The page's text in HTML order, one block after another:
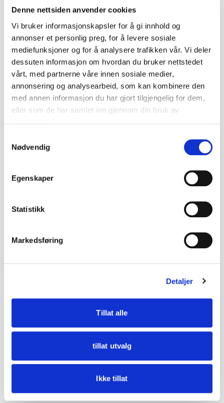
Denne nettsiden anvender cookies
Vi bruker informasjonskapsler for å gi innhold og
annonser et personlig preg, for å levere sosiale
mediefunksjoner og for å analysere trafikken vår. Vi deler
dessuten informasjon om hvordan du bruker nettstedet
vårt, med partnerne våre innen sosiale medier,
annonsering og analysearbeid, som kan kombinere den
med annen informasjon du har gjort tilgjengelig for dem,
eller som de har samlet inn gjennom din bruk av
Nødvendig
Egenskaper
Statistikk
Markedsføring
Detaljer
Tillat alle
tillat utvalg
Ikke tillat
Dekorativt anheng i sterling sølv med organisk
og skulpturelt formspråk. Utformingen har et
modernistisk uttrykk med kombinasjon av glatte
og rå teksturerte flater.
• Stemplet 925S
• Organisk og asymmetrisk design
• Skulpturell utførelse
- Bredde ca. 2,7 cm
bruksspor.